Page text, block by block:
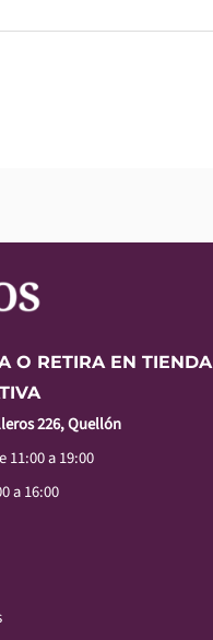
O RETIRA EN TIENDA
226, Quellón
11:00 a 19:00
a 16:00